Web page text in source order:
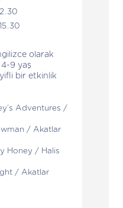
olarak
9 yaş
bir etkinlik
Adventures /
/ Akatlar
Honey / Halis
/ Akatlar